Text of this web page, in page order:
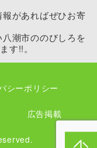
があればぜひお寄
潮市ののびしろを
す!!。
シーポリシー
広告掲載